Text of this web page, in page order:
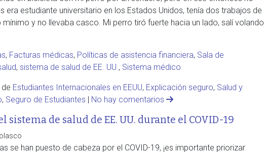
era estudiante universitario en los Estados Unidos, tenía dos trabajos de
y no llevaba casco. Mi perro tiró fuerte hacia un lado, salí volando
, Facturas médicas, Políticas de asistencia financiera, Sala de
, sistema de salud de EE. UU., Sistema médico
Estudiantes Internacionales en EEUU, Explicación seguro, Salud y
, Seguro de Estudiantes | No hay comentarios
sistema de salud de EE. UU. durante el COVID-19
se han puesto de cabeza por el COVID-19, ¡es importante priorizar